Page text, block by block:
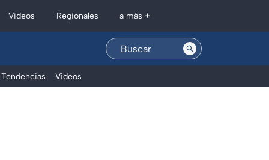
Videos Regionales a más +
Tendencias Videos